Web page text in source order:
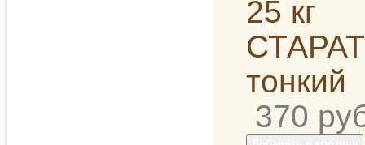
370